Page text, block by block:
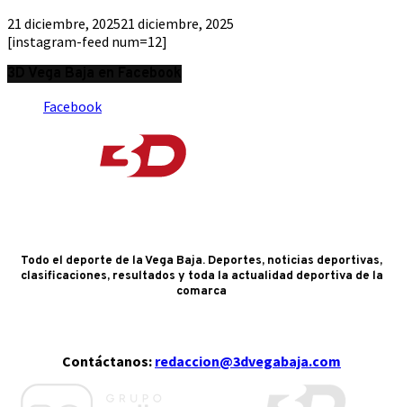
21 diciembre, 202521 diciembre, 2025
[instagram-feed num=12]
Facebook
Todo el deporte de la Vega Baja. Deportes, noticias deportivas,
clasificaciones, resultados y toda la actualidad deportiva de la
comarca
Contáctanos: redaccion@3dvegabaja.com